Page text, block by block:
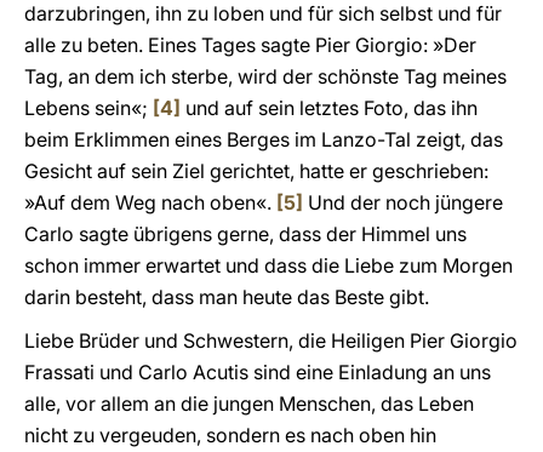
darzubringen, ihn zu loben und für sich selbst und für
alle zu beten. Eines Tages sagte Pier Giorgio: »Der
Tag, an dem ich sterbe, wird der schönste Tag meines
Lebens sein«; [4] und auf sein letztes Foto, das ihn
beim Erklimmen eines Berges im Lanzo-Tal zeigt, das
Gesicht auf sein Ziel gerichtet, hatte er geschrieben:
»Auf dem Weg nach oben«. [5] Und der noch jüngere
Carlo sagte übrigens gerne, dass der Himmel uns
schon immer erwartet und dass die Liebe zum Morgen
darin besteht, dass man heute das Beste gibt.
Liebe Brüder und Schwestern, die Heiligen Pier Giorgio
Frassati und Carlo Acutis sind eine Einladung an uns
alle, vor allem an die jungen Menschen, das Leben
nicht zu vergeuden, sondern es nach oben hin